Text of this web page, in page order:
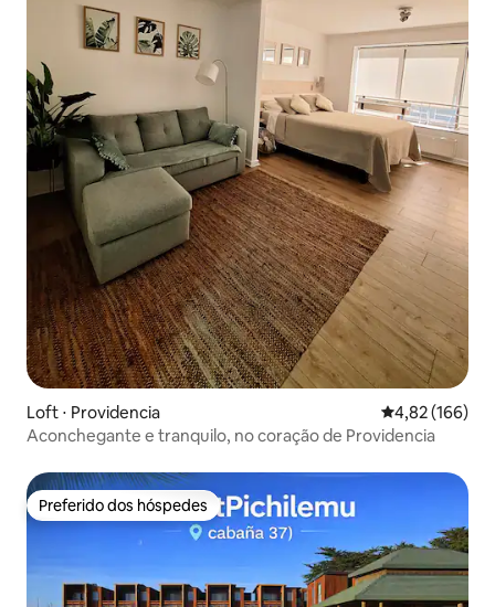
Loft ⋅ Providencia 4,82 de uma
4,82 (166)
Aconchegante e tranquilo, no coração de Providencia
Preferido dos hóspedes
Preferido dos hóspedes